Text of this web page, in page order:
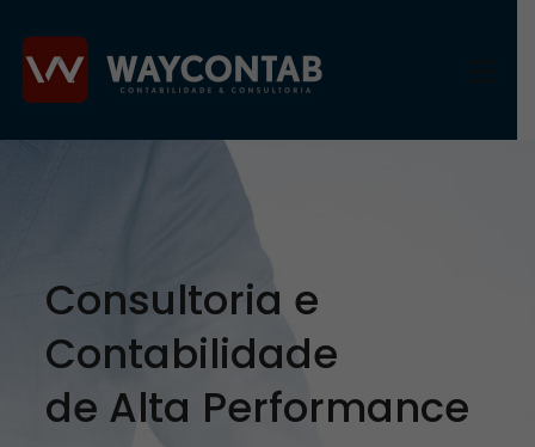
Consultoria e
Contabilidade
de Alta Performance